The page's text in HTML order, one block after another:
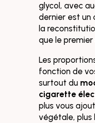
glycol, avec
dernier est un
la
que le
Les
fonction de
surtout du
cigarette
plus vous
végétale, plus